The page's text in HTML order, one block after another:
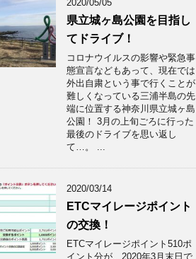
2020/05/05
県立城ヶ島公園を目指し
てドライブ！
コロナウイルスの影響や緊急事
態宣言などもあって、現在では
外出自粛という事で行くことが
難しくなっている三浦半島の先
端に位置する神奈川県立城ヶ島
公園！ 3月の上旬ごろに行った
最後のドライブを思い返し
て…。 ...
2020/03/14
ETCマイレージポイント
の交換！
ETCマイレージポイント510ポ
イント分が、2020年3月末日で